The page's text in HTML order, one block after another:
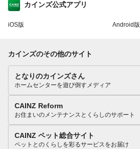
カインズ公式アプリ
iOS版 Android版
カインズのその他のサイト
となりのカインズさん
ホームセンターを遊び倒すメディア
CAINZ Reform
お住まいのメンテナンスとくらしのサポート
CAINZ ペット総合サイト
ペットとのくらしを彩るサービスをお届け